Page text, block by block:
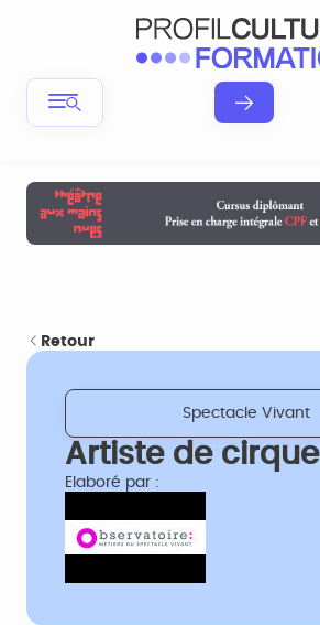
Retour
Spectacle Vivant
Artiste de cirque
Elaboré par :